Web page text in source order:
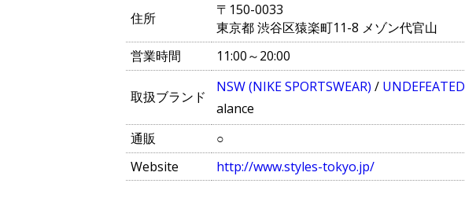
住所
〒150-0033
東京都 渋谷区猿楽町11-8 メゾン代官山
営業時間
11:00～20:00
取扱ブランド
NSW (NIKE SPORTSWEAR) / UNDEFEATED
alance
通販
○
Website
http://www.styles-tokyo.jp/